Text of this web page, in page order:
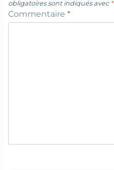
obligatoires sont indiqués avec *
Commentaire *